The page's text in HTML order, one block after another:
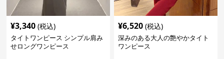
¥3,340 (税込)
タイトワンピース シンプル肩み
せロングワンピース
¥6,520 (税込)
深みのある大人の艶やかタイト
ワンピース